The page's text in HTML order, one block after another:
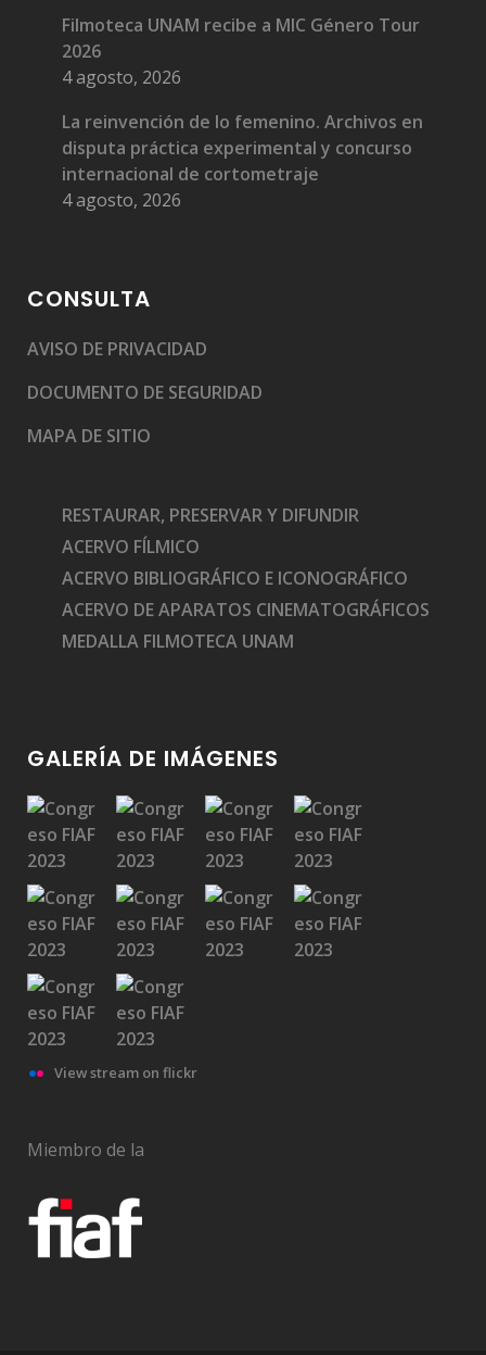
Filmoteca UNAM recibe a MIC Género Tour
2026
4 agosto, 2026
La reinvención de lo femenino. Archivos en
disputa práctica experimental y concurso
internacional de cortometraje
4 agosto, 2026
CONSULTA
AVISO DE PRIVACIDAD
DOCUMENTO DE SEGURIDAD
MAPA DE SITIO
RESTAURAR, PRESERVAR Y DIFUNDIR
ACERVO FÍLMICO
ACERVO BIBLIOGRÁFICO E ICONOGRÁFICO
ACERVO DE APARATOS CINEMATOGRÁFICOS
MEDALLA FILMOTECA UNAM
GALERÍA DE IMÁGENES
View stream on flickr
Miembro de la